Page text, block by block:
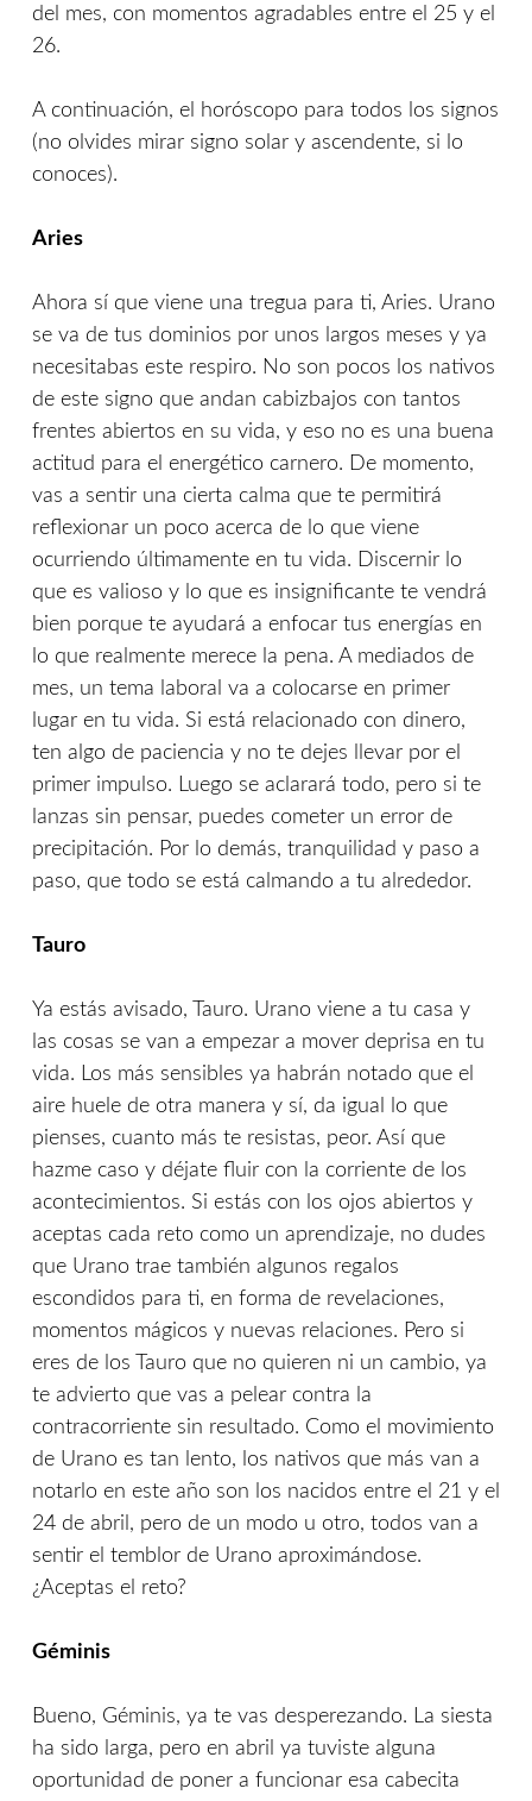
del mes, con momentos agradables entre el 25 y el
26.
A continuación, el horóscopo para todos los signos
(no olvides mirar signo solar y ascendente, si lo
conoces).
Aries
Ahora sí que viene una tregua para ti, Aries. Urano
se va de tus dominios por unos largos meses y ya
necesitabas este respiro. No son pocos los nativos
de este signo que andan cabizbajos con tantos
frentes abiertos en su vida, y eso no es una buena
actitud para el energético carnero. De momento,
vas a sentir una cierta calma que te permitirá
reflexionar un poco acerca de lo que viene
ocurriendo últimamente en tu vida. Discernir lo
que es valioso y lo que es insignificante te vendrá
bien porque te ayudará a enfocar tus energías en
lo que realmente merece la pena. A mediados de
mes, un tema laboral va a colocarse en primer
lugar en tu vida. Si está relacionado con dinero,
ten algo de paciencia y no te dejes llevar por el
primer impulso. Luego se aclarará todo, pero si te
lanzas sin pensar, puedes cometer un error de
precipitación. Por lo demás, tranquilidad y paso a
paso, que todo se está calmando a tu alrededor.
Tauro
Ya estás avisado, Tauro. Urano viene a tu casa y
las cosas se van a empezar a mover deprisa en tu
vida. Los más sensibles ya habrán notado que el
aire huele de otra manera y sí, da igual lo que
pienses, cuanto más te resistas, peor. Así que
hazme caso y déjate fluir con la corriente de los
acontecimientos. Si estás con los ojos abiertos y
aceptas cada reto como un aprendizaje, no dudes
que Urano trae también algunos regalos
escondidos para ti, en forma de revelaciones,
momentos mágicos y nuevas relaciones. Pero si
eres de los Tauro que no quieren ni un cambio, ya
te advierto que vas a pelear contra la
contracorriente sin resultado. Como el movimiento
de Urano es tan lento, los nativos que más van a
notarlo en este año son los nacidos entre el 21 y el
24 de abril, pero de un modo u otro, todos van a
sentir el temblor de Urano aproximándose.
¿Aceptas el reto?
Géminis
Bueno, Géminis, ya te vas desperezando. La siesta
ha sido larga, pero en abril ya tuviste alguna
oportunidad de poner a funcionar esa cabecita